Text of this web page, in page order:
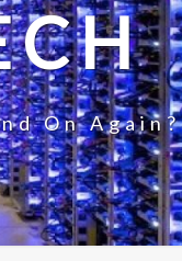
On Again?